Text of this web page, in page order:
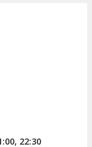
22:30